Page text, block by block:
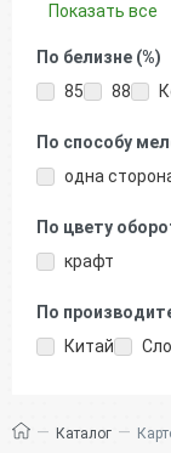
Показать все
По белизне (%)
85
88
По способу
одна
По цвету
крафт
По
Китай
— Каталог —